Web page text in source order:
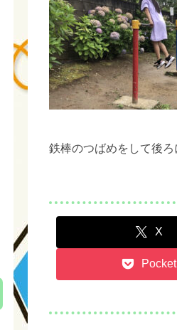
鉄棒のつばめをして後
X
Pocket